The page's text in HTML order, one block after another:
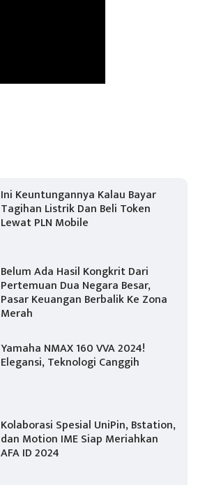
Ini Keuntungannya Kalau Bayar
Tagihan Listrik Dan Beli Token
Lewat PLN Mobile
Belum Ada Hasil Kongkrit Dari
Pertemuan Dua Negara Besar,
Pasar Keuangan Berbalik Ke Zona
Merah
Yamaha NMAX 160 VVA 2024!
Elegansi, Teknologi Canggih
Kolaborasi Spesial UniPin, Bstation,
dan Motion IME Siap Meriahkan
AFA ID 2024